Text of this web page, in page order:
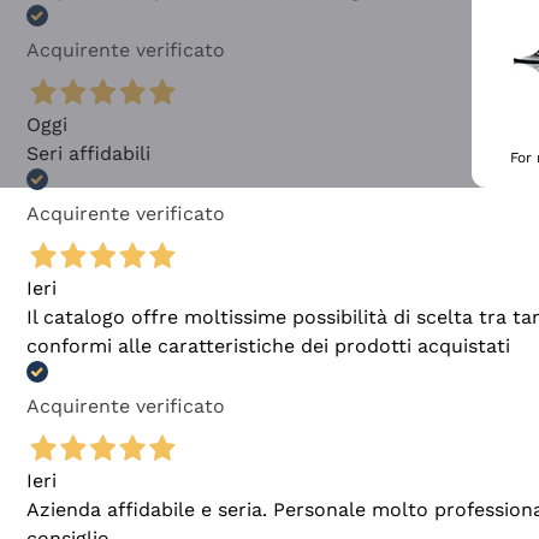
Acquirente verificato
Oggi
Seri affidabili
Acquirente verificato
Ieri
Il catalogo offre moltissime possibilità di scelta tra
conformi alle caratteristiche dei prodotti acquistati
Acquirente verificato
Ieri
Azienda affidabile e seria. Personale molto
For